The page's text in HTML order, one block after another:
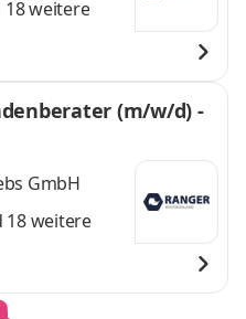
18 weitere
(m/w/d) -
GmbH
18 weitere